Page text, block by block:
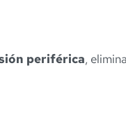
periférica,